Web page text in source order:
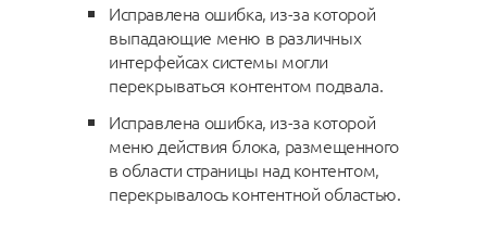
Исправлена ошибка, из-за которой
выпадающие меню в различных
интерфейсах системы могли
перекрываться контентом подвала.
Исправлена ошибка, из-за которой
меню действия блока, размещенного
в области страницы над контентом,
перекрывалось контентной областью.